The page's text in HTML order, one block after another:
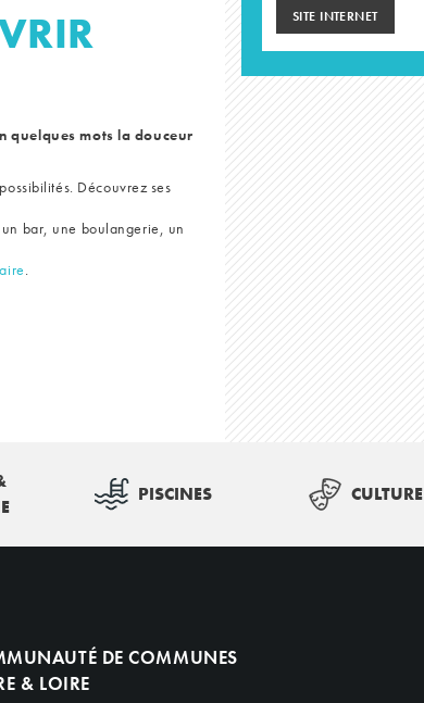
quelques mots la douceur
Découvrez ses
bar, une boulangerie, un
.
SITE INTERNET
PISCINES CULTURE
DE COMMUNES
& LOIRE